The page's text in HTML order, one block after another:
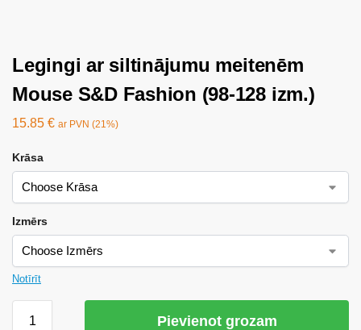
Legingi ar siltinājumu meitenēm
Mouse S&D Fashion (98-128 izm.)
15.85 € ar PVN (21%)
Krāsa
Izmērs
Notīrīt
Pievienot grozam